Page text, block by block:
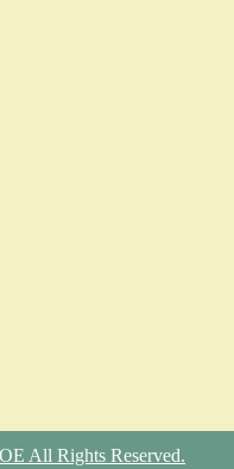
All Rights Reserved.